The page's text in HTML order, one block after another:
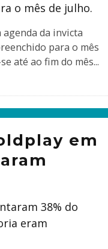
o mês de julho.
da invicta
para o mês
até ao fim do mês...
em
38% do
eram